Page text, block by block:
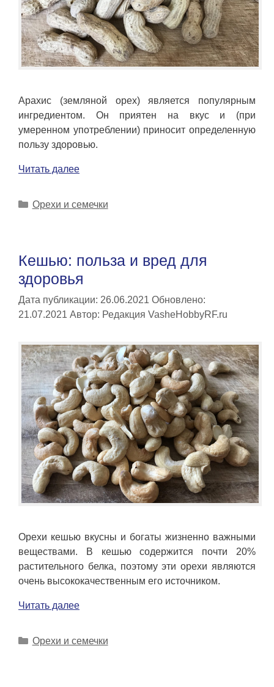
Арахис (земляной орех) является популярным
ингредиентом. Он приятен на вкус и (при
умеренном употреблении) приносит определенную
пользу здоровью.
Читать далее
Рубрики
Орехи и семечки
Кешью: польза и вред для
здоровья
Дата публикации: 26.06.2021 Обновлено:
21.07.2021 Автор: Редакция VasheHobbyRF.ru
Орехи кешью вкусны и богаты жизненно важными
веществами. В кешью содержится почти 20%
растительного белка, поэтому эти орехи являются
очень высококачественным его источником.
Читать далее
Рубрики
Орехи и семечки